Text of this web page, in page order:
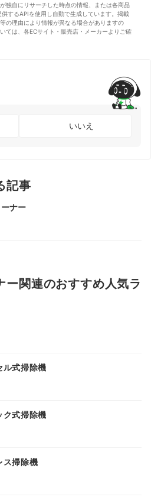
独自にリサーチした時点の情報、または各商品
するAPIを使用し自動で生成しています。掲載
の理由により情報が異なる場合がありますの
ては、各ECサイト・販売店・メーカーよりご確
いいえ
記事
ナー
ー関連のおすすめ人気ラ
ル式掃除機
ク式掃除機
ス掃除機